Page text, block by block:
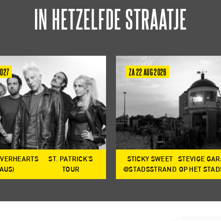
IN HETZELFDE STRAATJE
ST. PATRICK'S
TOUR
ZA 22 AUG 2026
STICKY SWEET
@STADSSTRAND
STEVIGE
OP HET